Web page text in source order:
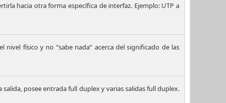
hacia otra forma específica de interfaz. Ejemplo: UTP a
nivel físico y no “sabe nada” acerca del significado de las
posee entrada full duplex y varias salidas full duplex.